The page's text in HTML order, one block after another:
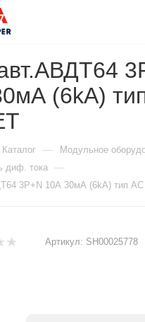
(6kA)
Каталог — Модульное
диф. тока —
3Р+N 10А 30мА (6kA) тип АС
Артикул: SH00025778